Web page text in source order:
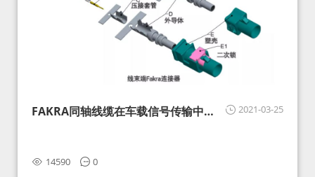
2021-03-25
FAKRA同轴线缆在车载信号传输中的
14590 0